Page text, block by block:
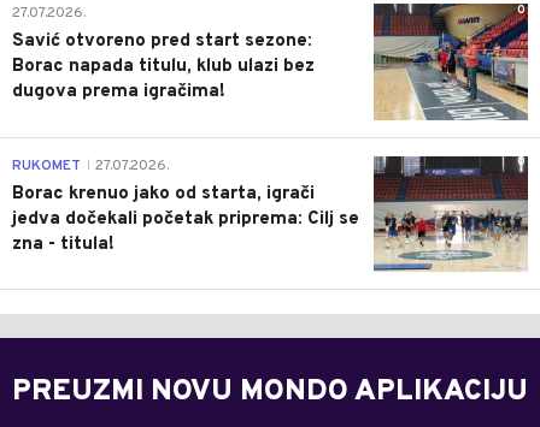
0
27.07.2026.
Savić otvoreno pred start sezone:
Borac napada titulu, klub ulazi bez
dugova prema igračima!
0
RUKOMET 27.07.2026.
Borac krenuo jako od starta, igrači
jedva dočekali početak priprema: Cilj se
zna - titula!
PREUZMI NOVU MONDO APLIKACIJU